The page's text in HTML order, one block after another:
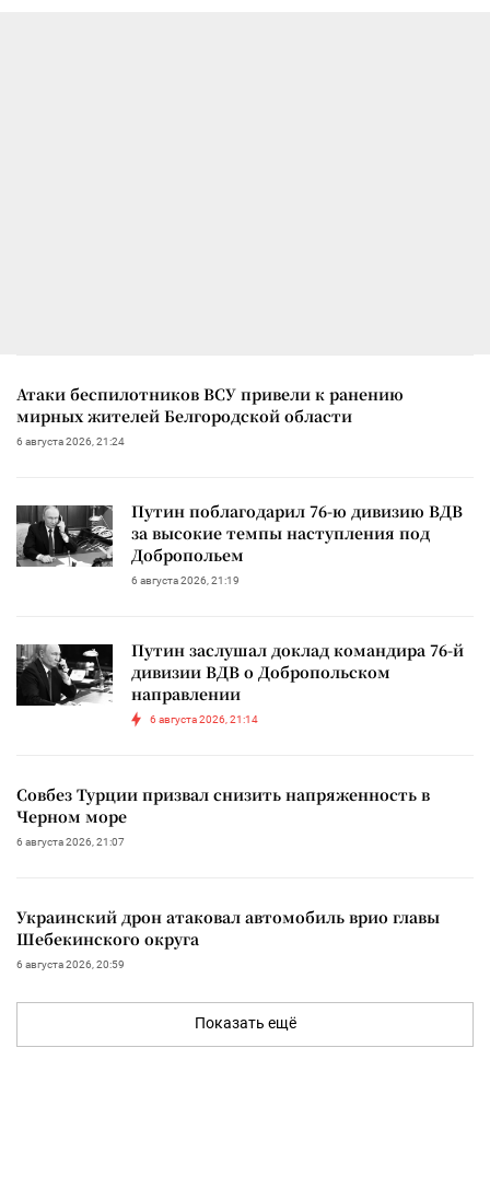
Атаки беспилотников ВСУ привели к ранению
мирных жителей Белгородской области
6 августа 2026, 21:24
Путин поблагодарил 76-ю дивизию ВДВ
за высокие темпы наступления под
Добропольем
6 августа 2026, 21:19
Путин заслушал доклад командира 76-й
дивизии ВДВ о Добропольском
направлении
6 августа 2026, 21:14
Совбез Турции призвал снизить напряженность в
Черном море
6 августа 2026, 21:07
Украинский дрон атаковал автомобиль врио главы
Шебекинского округа
6 августа 2026, 20:59
Показать ещё